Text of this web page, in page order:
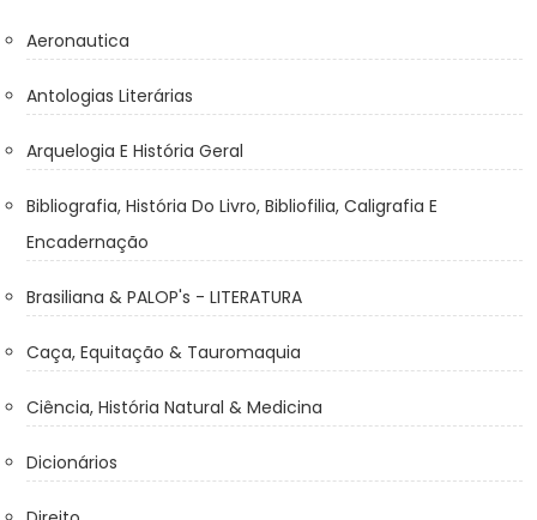
Aeronautica
Antologias Literárias
Arquelogia E História Geral
Bibliografia, História Do Livro, Bibliofilia, Caligrafia E
Encadernação
Brasiliana & PALOP's - LITERATURA
Caça, Equitação & Tauromaquia
Ciência, História Natural & Medicina
Dicionários